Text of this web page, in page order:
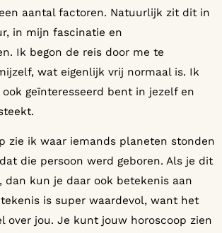
aantal factoren. Natuurlijk zit dit in
in mijn fascinatie en
Ik begon de reis door me te
wat eigenlijk vrij normaal is. Ik
geïnteresseerd bent in jezelf en
zie ik waar iemands planeten stonden
die persoon werd geboren. Als je dit
dan kun je daar ook betekenis aan
is super waardevol, want het
over jou. Je kunt jouw horoscoop zien